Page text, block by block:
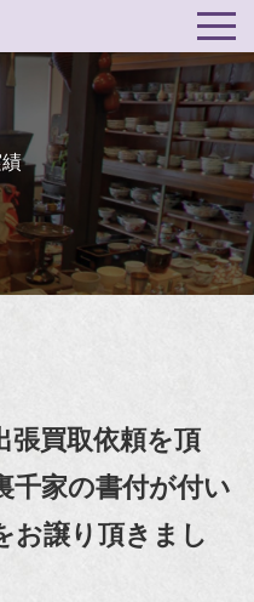
張買取依頼を頂
千家の書付が付い
お譲り頂きまし